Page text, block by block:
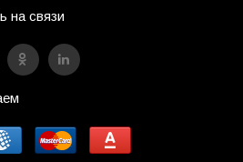
на связи